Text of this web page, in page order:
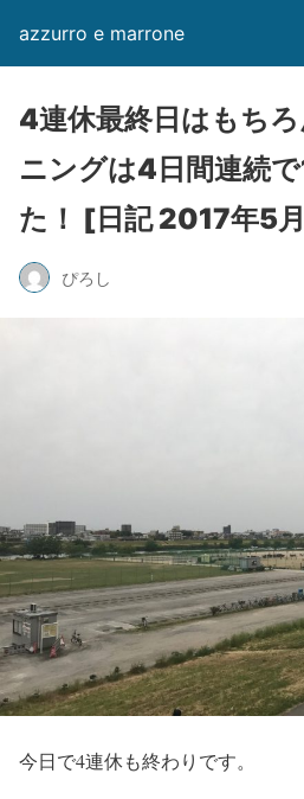
azzurro e marrone
4連休最終日はもち
ニングは4日間連続
た！ [日記 2017年5
ぴろし
今日で4連休も終わりです。